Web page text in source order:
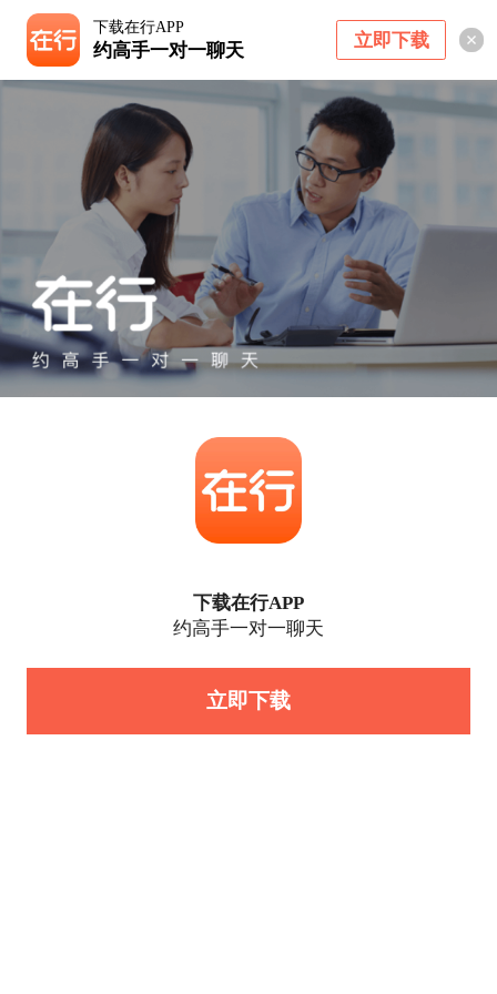
下载在行APP
约高手一对一聊天 立即下载
下载在行APP
约高手一对一聊天
立即下载